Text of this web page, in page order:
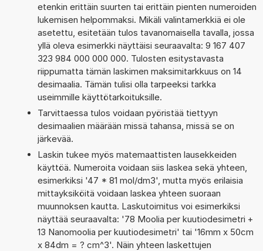
etenkin erittäin suurten tai erittäin pienten numeroiden
lukemisen helpommaksi. Mikäli valintamerkkiä ei ole
asetettu, esitetään tulos tavanomaisella tavalla, jossa
yllä oleva esimerkki näyttäisi seuraavalta: 9 167 407
323 984 000 000 000. Tulosten esitystavasta
riippumatta tämän laskimen maksimitarkkuus on 14
desimaalia. Tämän tulisi olla tarpeeksi tarkka
useimmille käyttötarkoituksille.
Tarvittaessa tulos voidaan pyöristää tiettyyn
desimaalien määrään missä tahansa, missä se on
järkevää.
Laskin tukee myös matemaattisten lausekkeiden
käyttöä. Numeroita voidaan siis laskea sekä yhteen,
esimerkiksi '47 * 81 mol/dm3', mutta myös erilaisia
mittayksiköitä voidaan laskea yhteen suoraan
muunnoksen kautta. Laskutoimitus voi esimerkiksi
näyttää seuraavalta: '78 Moolia per kuutiodesimetri +
13 Nanomoolia per kuutiodesimetri' tai '16mm x 50cm
x 84dm = ? cm^3'. Näin yhteen laskettujen